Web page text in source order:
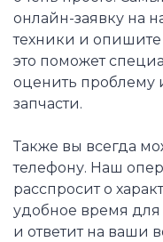
онлайн-заявку на
техники и
это поможет
оценить проблему
запчасти.
Также вы всегда
телефону. Наш
расспросит о
удобное время для
и ответит на ваши